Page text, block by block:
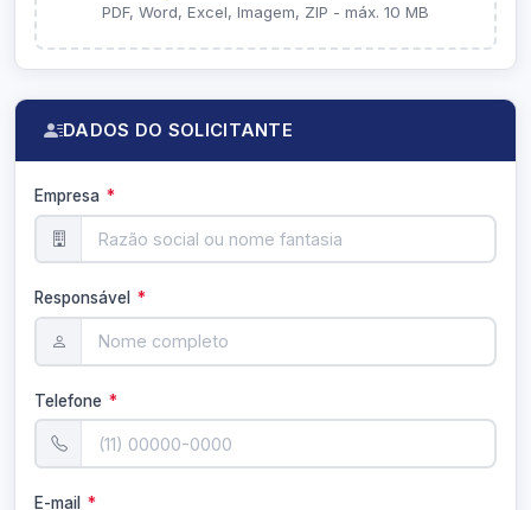
PDF, Word, Excel, Imagem, ZIP - máx. 10 MB
DADOS DO SOLICITANTE
Empresa *
Responsável *
Telefone *
E-mail *